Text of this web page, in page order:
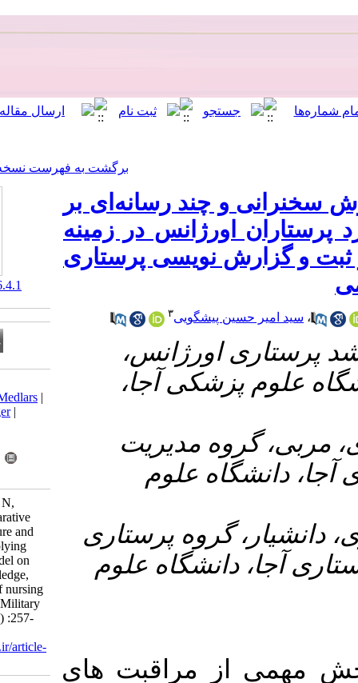
برگشت به فهرست نسخه ها
رسانه‌ای بر
در زمینه
پرستاری
۳
آجا،
مدیریت
علوم
پرستاری
علوم
های
BibTeX
Medlars|
ProCite
Zotero
Norouzi. J, Jafari Golestan N,
Pishgooie S A H. A Comparative
Study on the Effect of lecture and
multimedia Training of applying
SBAR communication model on
Emergency Nurses’ Knowledge,
attitude and performance of nursing
documentation in Selected Military
Hospitals. MCS 2019; 6 (4) :257-
URL:http://mcs.ajaums.ac.ir/article-